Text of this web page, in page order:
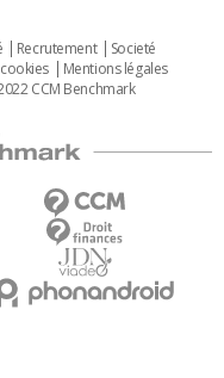
Recrutement
Societé
Mentions légales
CCM Benchmark